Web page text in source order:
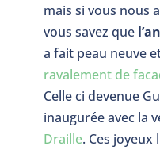
mais si vous nous
vous savez que
a fait peau neuve
ravalement de
Celle ci devenue
inaugurée avec la
Draille. Ces